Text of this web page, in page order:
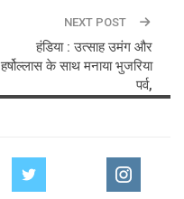
NEXT POST
हंडिया : उत्साह उमंग और
हर्षोल्लास के साथ मनाया भुजरिया
पर्व,